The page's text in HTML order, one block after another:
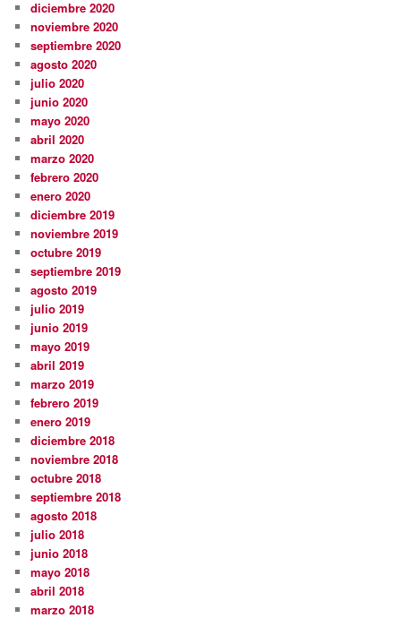
diciembre 2020
noviembre 2020
septiembre 2020
agosto 2020
julio 2020
junio 2020
mayo 2020
abril 2020
marzo 2020
febrero 2020
enero 2020
diciembre 2019
noviembre 2019
octubre 2019
septiembre 2019
agosto 2019
julio 2019
junio 2019
mayo 2019
abril 2019
marzo 2019
febrero 2019
enero 2019
diciembre 2018
noviembre 2018
octubre 2018
septiembre 2018
agosto 2018
julio 2018
junio 2018
mayo 2018
abril 2018
marzo 2018